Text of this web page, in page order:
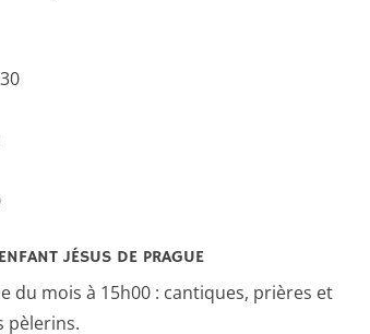
JÉSUS DE PRAGUE
du mois à 15h00 : cantiques, prières et
pèlerins.